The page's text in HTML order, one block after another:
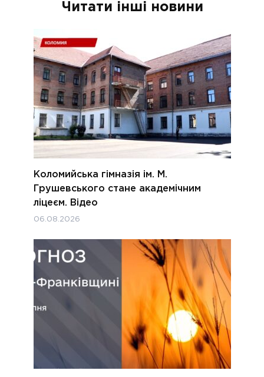
Читати інші новини
Коломийська гімназія ім. М.
Грушевського стане академічним
ліцеєм. Відео
06.08.2026